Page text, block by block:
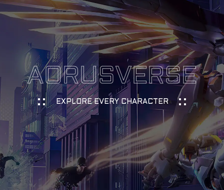
AORUSVERSE
EXPLORE EVERY CHARACTER